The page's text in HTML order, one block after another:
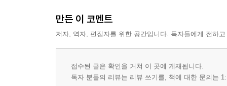
만든 이 코멘트
저자, 역자, 편집자를 위한 공간입니다. 독자들에게 전하
접수된 글은 확인을 거쳐 이 곳에 게재됩니다.
독자 분들의 리뷰는 리뷰 쓰기를, 책에 대한 문의는